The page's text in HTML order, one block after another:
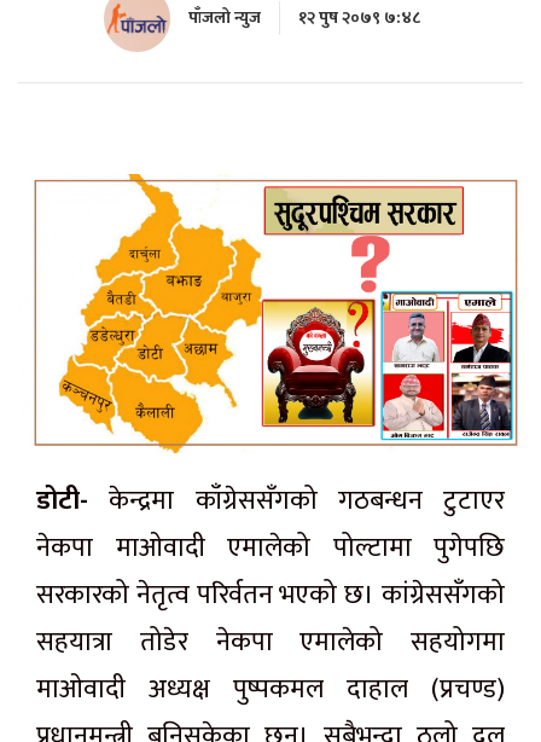
पाँजलो न्युज १२ पुष २०७९ ७:४८
डोटी- केन्द्रमा काँग्रेससँगको गठबन्धन टुटाएर
नेकपा माओवादी एमालेको पोल्टामा पुगेपछि
सरकारको नेतृत्व परिर्वतन भएको छ। कांग्रेससँगको
सहयात्रा तोडेर नेकपा एमालेको सहयोगमा
माओवादी अध्यक्ष पुष्पकमल दाहाल (प्रचण्ड)